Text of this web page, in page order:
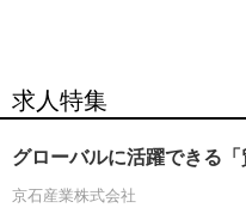
求人特集
グローバルに活躍できる
京石産業株式会社